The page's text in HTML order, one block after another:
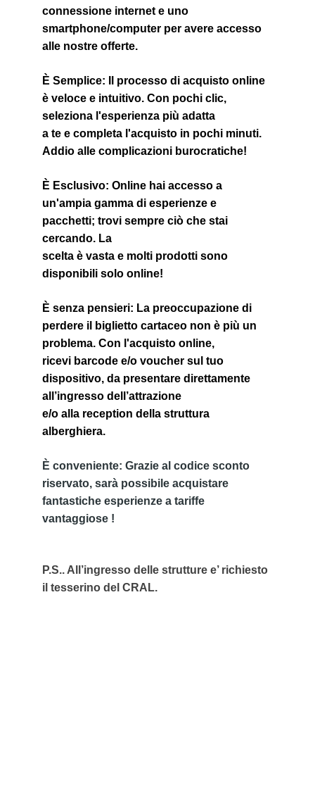
connessione internet e uno
smartphone/computer per avere accesso
alle nostre offerte.
È Semplice: Il processo di acquisto online
è veloce e intuitivo. Con pochi clic,
seleziona l'esperienza più adatta
a te e completa l'acquisto in pochi minuti.
Addio alle complicazioni burocratiche!
È Esclusivo: Online hai accesso a
un'ampia gamma di esperienze e
pacchetti; trovi sempre ciò che stai
cercando. La
scelta è vasta e molti prodotti sono
disponibili solo online!
È senza pensieri: La preoccupazione di
perdere il biglietto cartaceo non è più un
problema. Con l'acquisto online,
ricevi barcode e/o voucher sul tuo
dispositivo, da presentare direttamente
all’ingresso dell’attrazione
e/o alla reception della struttura
alberghiera.
È conveniente: Grazie al codice sconto
riservato, sarà possibile acquistare
fantastiche esperienze a tariffe
vantaggiose !
P.S.. All’ingresso delle strutture e’ richiesto
il tesserino del CRAL.